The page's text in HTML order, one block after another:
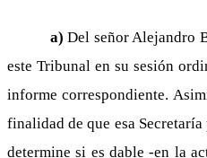
a)Del señor Alejandro
este Tribunal en su sesión
informe correspondiente.
finalidad de que esa
determine si es dable -en la